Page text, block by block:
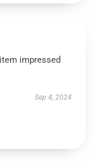
impressed
Sep 4, 2024